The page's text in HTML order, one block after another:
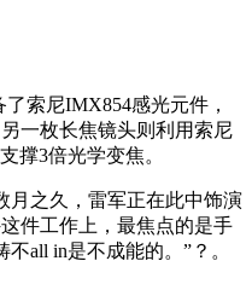
索尼IMX854感光元件，
一枚长焦镜头则利用索尼
撑3倍光学变焦。
之久，雷军正在此中饰演
件工作上，最焦点的是手
all in是不成能的。”？。